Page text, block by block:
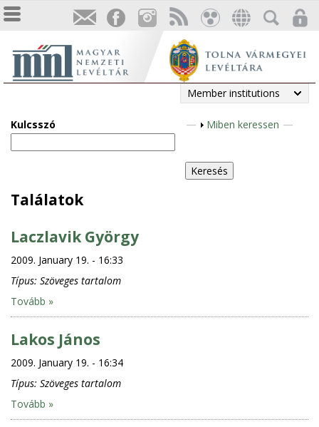
Member institutions
Kulcsszó
S
o
w
Miben keressen
Találatok
Laczlavik György
2009. January 19. - 16:33
Típus: Szöveges tartalom
Tovább »
Lakos János
2009. January 19. - 16:34
Típus: Szöveges tartalom
Tovább »